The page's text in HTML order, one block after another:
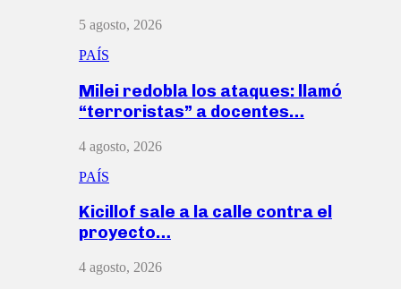
5 agosto, 2026
PAÍS
Milei redobla los ataques: llamó
“terroristas” a docentes…
4 agosto, 2026
PAÍS
Kicillof sale a la calle contra el
proyecto…
4 agosto, 2026